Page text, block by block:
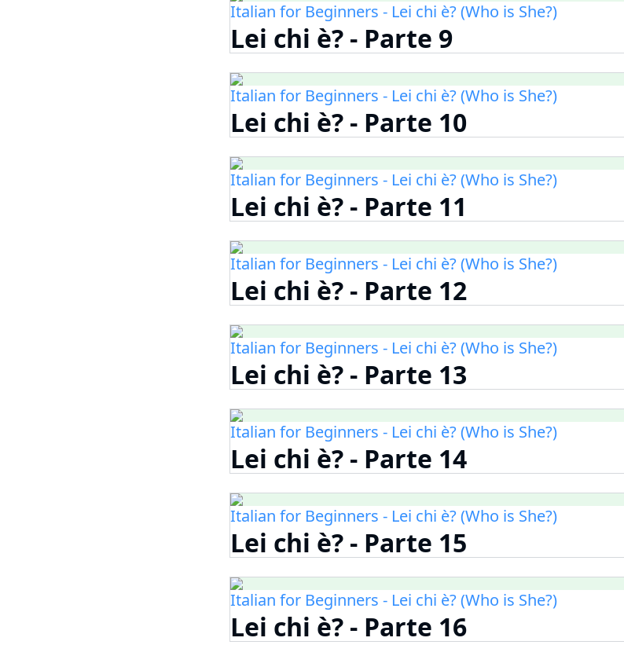
Italian for Beginners - Lei chi è? (Who is She?)
Lei chi è? - Parte 9
Italian for Beginners - Lei chi è? (Who is She?)
Lei chi è? - Parte 10
Italian for Beginners - Lei chi è? (Who is She?)
Lei chi è? - Parte 11
Italian for Beginners - Lei chi è? (Who is She?)
Lei chi è? - Parte 12
Italian for Beginners - Lei chi è? (Who is She?)
Lei chi è? - Parte 13
Italian for Beginners - Lei chi è? (Who is She?)
Lei chi è? - Parte 14
Italian for Beginners - Lei chi è? (Who is She?)
Lei chi è? - Parte 15
Italian for Beginners - Lei chi è? (Who is She?)
Lei chi è? - Parte 16